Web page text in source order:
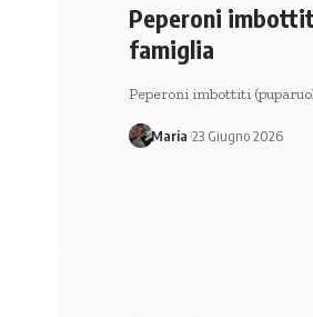
Peperoni
famiglia
Peperoni imbottiti
Maria 23 Giugno 2026